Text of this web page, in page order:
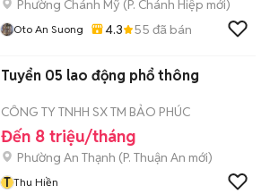
Phường Chánh Mỹ (P. Chánh Hiệp mới)
Oto An Suong 4.3 55 đã bán
Tuyển 05 lao động phổ thông
CÔNG TY TNHH SX TM BẢO PHÚC
Đến 8 triệu/tháng
Phường An Thạnh (P. Thuận An mới)
T Thu Hiền